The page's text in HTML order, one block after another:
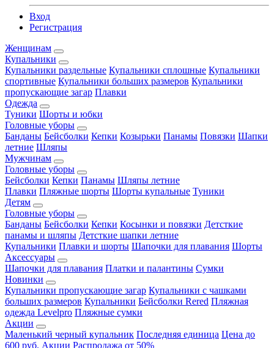
Вход
Регистрация
Женщинам
Купальники
Купальники раздельные Купальники сплошные Купальники
спортивные Купальники больших размеров Купальники
пропускающие загар Плавки
Одежда
Туники Шорты и юбки
Головные уборы
Банданы Бейсболки Кепки Козырьки Панамы Повязки Шапки
летние Шляпы
Мужчинам
Головные уборы
Бейсболки Кепки Панамы Шляпы летние
Плавки Пляжные шорты Шорты купальные Туники
Детям
Головные уборы
Банданы Бейсболки Кепки Косынки и повязки Детсткие
панамы и шляпы Детсткие шапки летние
Купальники Плавки и шорты Шапочки для плавания Шорты
Аксессуары
Шапочки для плавания Платки и палантины Сумки
Новинки
Купальники пропускающие загар Купальники с чашками
больших размеров Купальники Бейсболки Rered Пляжная
одежда Levelpro Пляжные сумки
Акции
Маленький черный купальник Последняя единица Цена до
600 руб. Акции Распродажа от 50%